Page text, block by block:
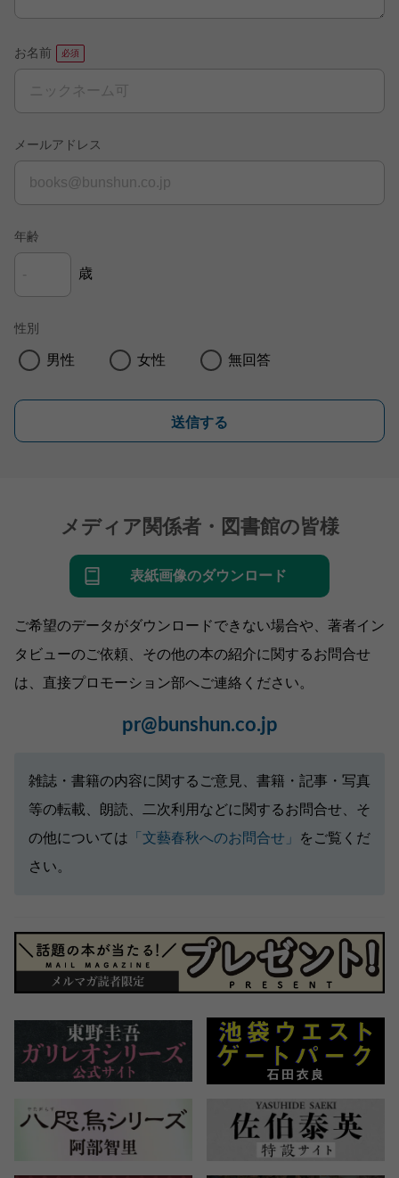
お名前
メールアドレス
年齢
歳
性別
男性 女性 無回答
送信する
メディア関係者・図書館の皆様
表紙画像のダウンロード
ご希望のデータがダウンロードできない場合や、著者イン
タビューのご依頼、その他の本の紹介に関するお問合せ
は、直接プロモーション部へご連絡ください。
pr@bunshun.co.jp
雑誌・書籍の内容に関するご意見、書籍・記事・写真
等の転載、朗読、二次利用などに関するお問合せ、そ
の他については 「文藝春秋へのお問合せ」
をご覧くだ
さい。